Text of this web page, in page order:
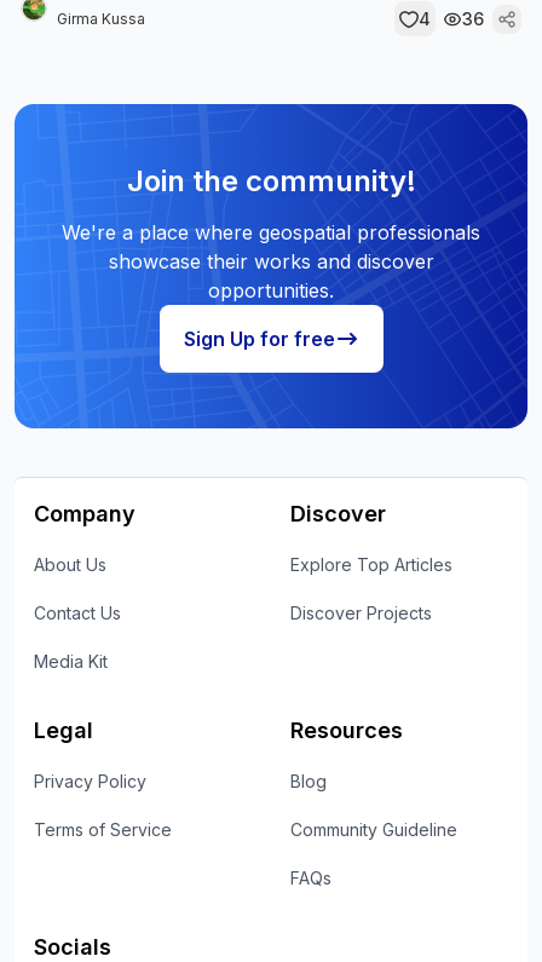
Girma Kussa
4 36
Join the community!
We're a place where geospatial professionals
showcase their works and discover
opportunities.
Sign Up for free
Company
About Us
Contact Us
Media Kit
Discover
Explore Top Articles
Discover Projects
Legal
Privacy Policy
Terms of Service
Resources
Blog
Community Guideline
FAQs
Socials